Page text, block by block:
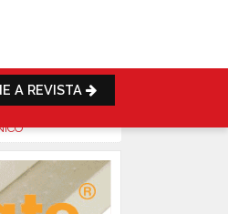
A REVISTA